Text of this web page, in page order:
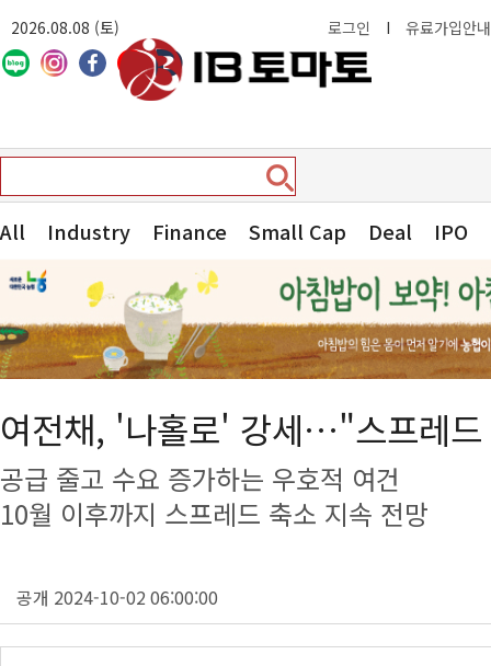
2026.08.08 (토) 로그인 I 유료가입안내
All Industry Finance Small Cap Deal IPO
여전채, '나홀로' 강세…"스프레
공급 줄고 수요 증가하는 우호적 여건
10월 이후까지 스프레드 축소 지속 전망
공개 2024-10-02 06:00:00